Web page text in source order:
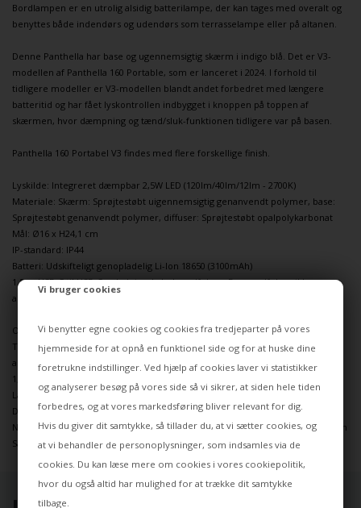
Vi bruger cookies
Vi benytter egne cookies og cookies fra tredjeparter på vores
hjemmeside for at opnå en funktionel side og for at huske dine
foretrukne indstillinger. Ved hjælp af cookies laver vi statistikker
og analyserer besøg på vores side så vi sikrer, at siden hele tiden
forbedres, og at vores markedsføring bliver relevant for dig.
Hvis du giver dit samtykke, så tillader du, at vi sætter cookies, og
at vi behandler de personoplysninger, som indsamles via de
cookies. Du kan læse mere om cookies i vores cookiepolitik,
hvor du også altid har mulighed for at trække dit samtykke
tilbage.
Bordlampen er en utrolig alsidig batterilampe, der kan tages med overalt og
benyttes både indendørs og udendørs som terrasselampe eller på altanen.
Denne Panthella har base og ugennemsigtig skærm i indigo blå. Det er V3-
modellen af Panthella 160 Portable, som er lanceret i 2024. I forhold til
tidligere modeller er V3-modellen blandt andet forbedret med længere
batteritid og har fået lyskontrollen indbygget i knoppen på toppen af
skærmen, hvor dæmpning og tænd/sluk-funktionen tidligere var på basen.
Panthella 160 Portabel V3 findes med flere forskellige finish.
Lyskilde: Integreret dæmpbar 2,5W LED (120lm/40lm/12lm - 2700K)
Materiale: Skærm: Sprøjtestøbt uigennemsigtig genanvendt polymer, base:
Sprøjtestøbt genanvendt polymer, diffuser: Sprøjtestøbt opalpolykarbonat
Mål: Ø16 x H24,1 cm
IP-standard: IP44
Batteri: Udskifteligt genopladelig Li-Ion 18650 (3100mAh)
1,5 m USB-C til USB-C opladningskabel medfølger. Der medfølger ikke
adapter. Adapter min. 1,5A.
OBS vedr. strømtilslutning - læs mereHER
Tilslut lampen til strøm med det medfølgende USB-C / USB-C-kabel. Det
anbefales, at USB-strømadapteren er af universel type og kan levere mindst
1,5A.
Lampen er testet til at fungere med IKEA SJÖSS, Belkin, Mophie,
Dbramante1928, Sandstrøm og Unisynk samt Koduu lader, du finder
Nogle telefonopladere virker muligvisikke , især visse mærkeopladere såsom
Samsung og Apple. Apple-opladere fungerer kun med et USB-C-datakabel.